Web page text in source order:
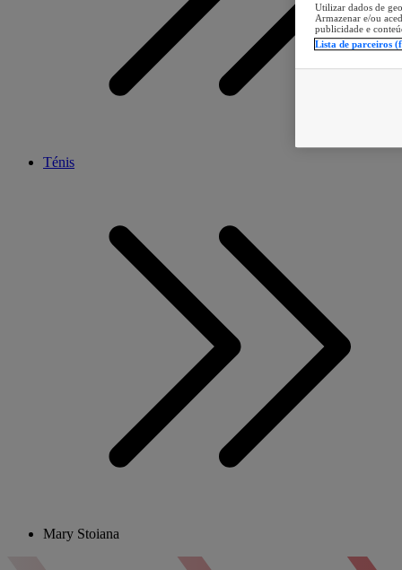
Ténis
Mary Stoiana
Utilizar dados de
Armazenar e/ou
publicidade e
Lista de parceiros